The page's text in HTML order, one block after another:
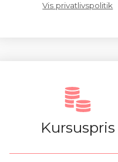
Vis privatlivspolitik
Kursuspris